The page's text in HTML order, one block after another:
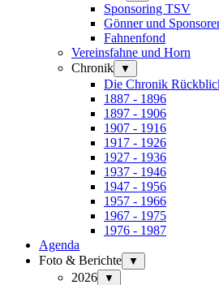
Sponsoring TSV
Gönner und
Fahnenfond
Vereinsfahne und Horn
Chronik
▼
Die Chronik
1887 - 1896
1897 - 1906
1907 - 1916
1917 - 1926
1927 - 1936
1937 - 1946
1947 - 1956
1957 - 1966
1967 - 1975
1976 - 1987
Agenda
Foto & Berichte
▼
2026 ▼